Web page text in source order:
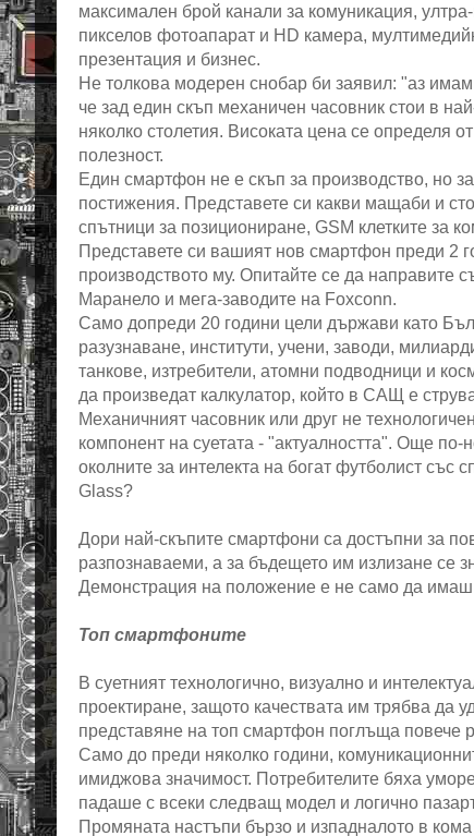
максимален брой канали за комуникация,
пикселов фотоапарат и HD камера,
презентация и бизнес.
Не толкова модерен снобар би заявил: "аз
че зад един скъп механичен часовник стои в
няколко столетия. Високата цена се определя
полезност.
Един смартфон не е скъп за производство, но
постижения. Представете си какви мащаби и
спътници за позициониране, GSM клетките за
Представете си вашият нов смартфон преди 2
производството му. Опитайте се да направите
Маранело и мега-заводите на Foxconn.
Само допреди 20 години цели държави като
разузнаване, институти, учени, заводи,
танкове, изтребители, атомни подводници и
да произведат калкулатор, който в САЩ е
Механичният часовник или друг не
компонент на суетата - "актуалността". Още
околните за интелекта на богат футболист със
Glass?
Дори най-скъпите смартфони са достъпни за
разпознаваеми, а за бъдещето им излизане се
Демонстрация на положение е не само да
Топ смартфоните
В суетният технологично, визуално и
проектиране, защото качествата им трябва да
представяне на топ смартфон поглъща повече
Само до преди няколко години,
имиджова значимост. Потребителите бяха
падаше с всеки следващ модел и логично
Промяната настъпи бързо и изпадналото в